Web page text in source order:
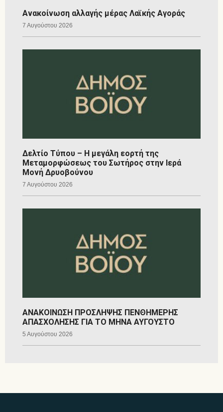
Ανακοίνωση αλλαγής μέρας Λαϊκής Αγοράς
7 Αυγούστου 2026
Δελτίο Τύπου – Η μεγάλη εορτή της
Μεταμορφώσεως του Σωτήρος στην Ιερά
Μονή Δρυοβούνου
7 Αυγούστου 2026
ΑΝΑΚΟΙΝΩΣΗ ΠΡΟΣΛΗΨΗΣ ΠΕΝΘΗΜΕΡΗΣ
ΑΠΑΣΧΟΛΗΣΗΣ ΓΙΑ ΤΟ ΜΗΝΑ ΑΥΓΟΥΣΤΟ
5 Αυγούστου 2026